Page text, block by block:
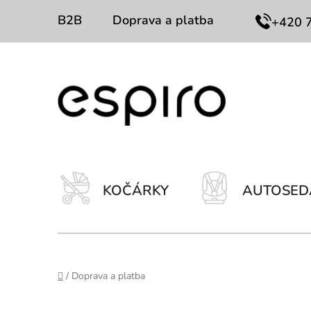
B2B Doprava a platba Kontakty
+420
KOČÁRKY
Domů
/ Doprava a platba